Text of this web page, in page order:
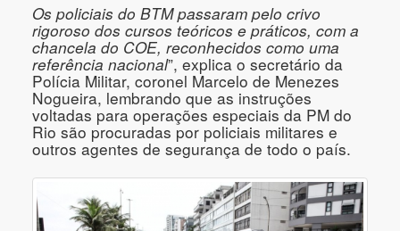
Os policiais do BTM passaram pelo crivo
rigoroso dos cursos teóricos e práticos, com a
chancela do COE, reconhecidos como uma
referência nacional”, explica o secretário da
Polícia Militar, coronel Marcelo de Menezes
Nogueira, lembrando que as instruções
voltadas para operações especiais da PM do
Rio são procuradas por policiais militares e
outros agentes de segurança de todo o país.